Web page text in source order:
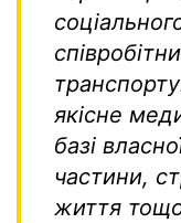
якісне
базі
частини,
життя